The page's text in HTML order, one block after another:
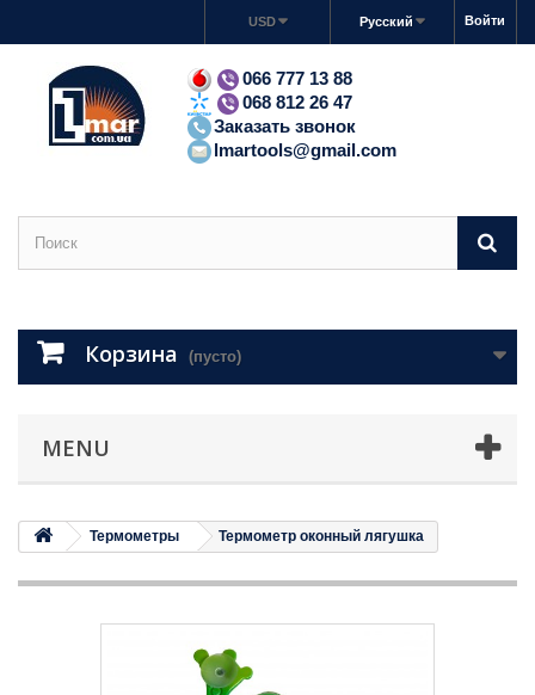
Войти
Русский
USD
066 777 13 88
068 812 26 47
Заказать звонок
lmartools@gmail.com
Корзина (пусто)
MENU
Термометры Термометр оконный лягушка